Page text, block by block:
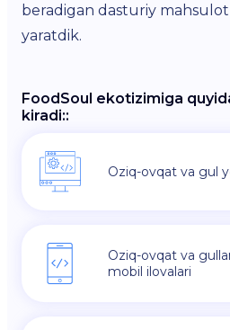
beradigan dasturiy
yaratdik.
FoodSoul ekotizimiga
kiradi::
Oziq-ovqat va gul
Oziq-ovqat va
mobil ilovalari